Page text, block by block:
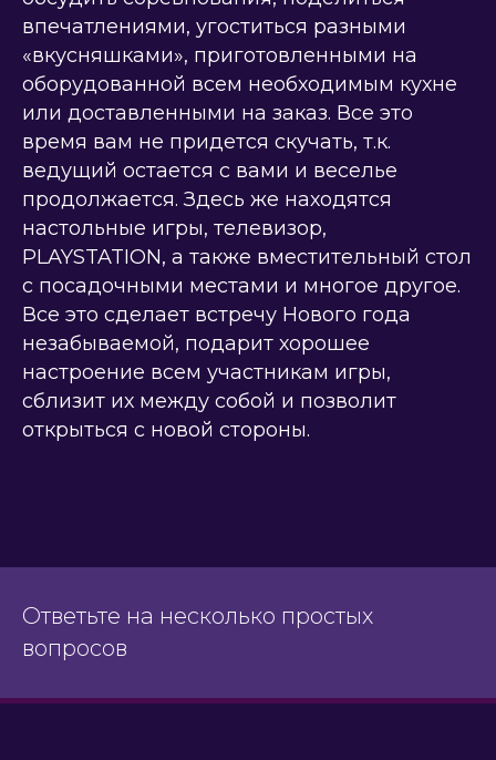
впечатлениями, угоститься разными
«вкусняшками», приготовленными на
оборудованной всем необходимым кухне
или доставленными на заказ. Все это
время вам не придется скучать, т.к.
ведущий остается с вами и веселье
продолжается. Здесь же находятся
настольные игры, телевизор,
PLAYSTATION, а также вместительный стол
с посадочными местами и многое другое.
Все это сделает встречу Нового года
незабываемой, подарит хорошее
настроение всем участникам игры,
сблизит их между собой и позволит
открыться с новой стороны.
Ответьте на несколько простых
вопросов